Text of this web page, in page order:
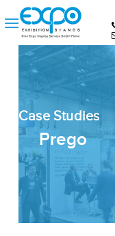
Case Studies
Prego